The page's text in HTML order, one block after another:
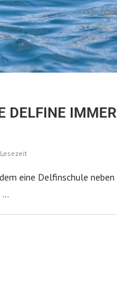
DELFINE IMMER
eine Delfinschule neben
…